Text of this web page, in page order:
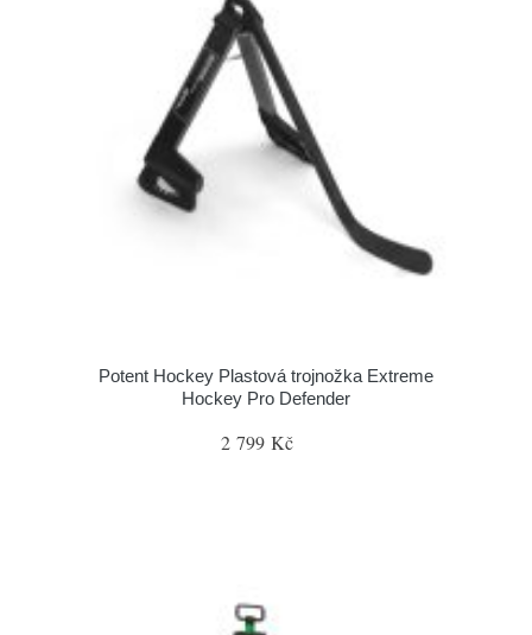
Potent Hockey Plastová trojnožka Extreme
Hockey Pro Defender
2 799 Kč